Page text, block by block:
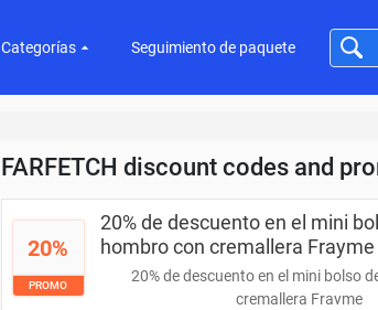
Categorías Seguimiento de paquete
FARFETCH discount codes and
20%
PROMO
20% de descuento en el mini
hombro con cremallera Frayme
20% de descuento en el mini bolso
cremallera Frayme